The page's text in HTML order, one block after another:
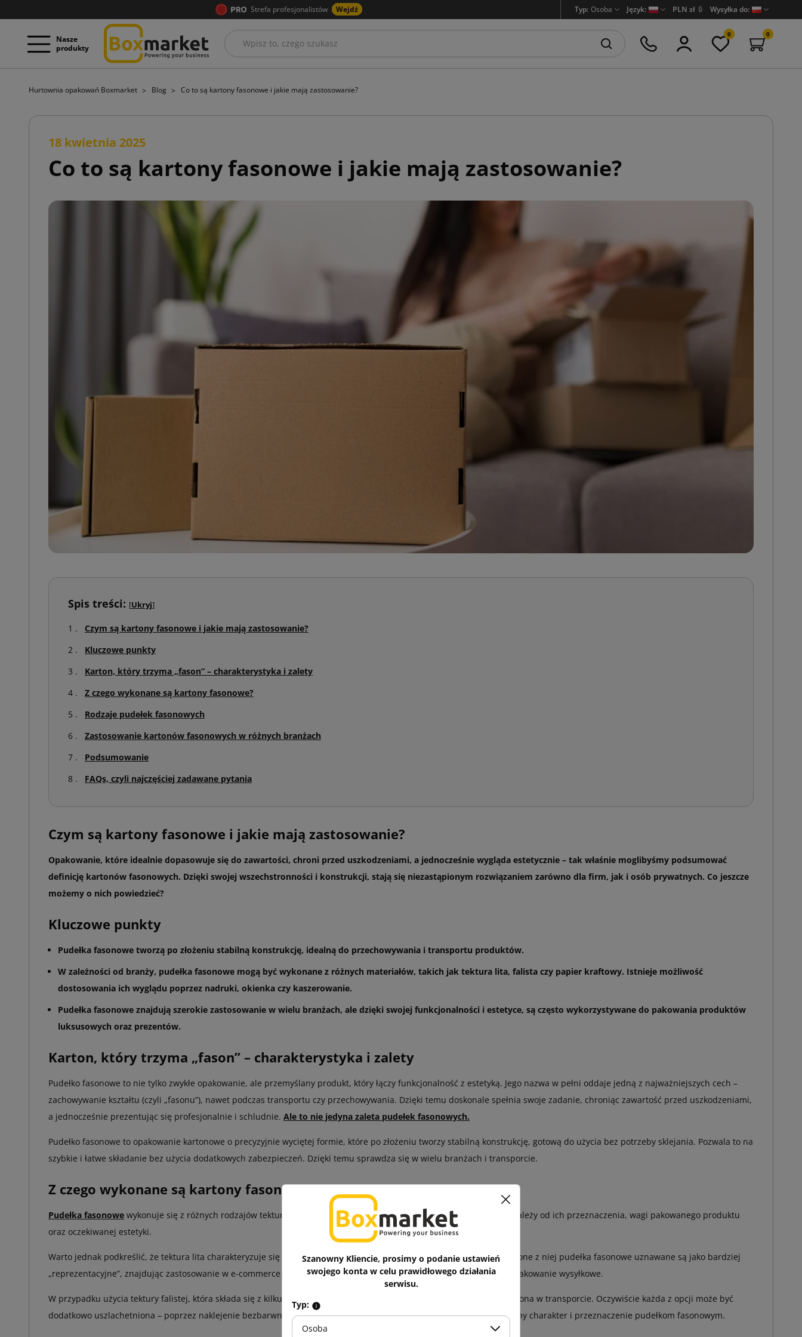
Strefa profesjonalistów Wejdź Typ: Osoba Język: PLN zł 🔒 Wysyłka do:
Nasze
produkty
0 0
Hurtownia opakowań Boxmarket Blog Co to są kartony fasonowe i jakie mają zastosowanie?
18 kwietnia 2025
Co to są kartony fasonowe i jakie mają zastosowanie?
Spis treści: [Ukryj]
Czym są kartony fasonowe i jakie mają zastosowanie?
Kluczowe punkty
Karton, który trzyma „fason” – charakterystyka i zalety
Z czego wykonane są kartony fasonowe?
Rodzaje pudełek fasonowych
Zastosowanie kartonów fasonowych w różnych branżach
Podsumowanie
FAQs, czyli najczęściej zadawane pytania
Czym są kartony fasonowe i jakie mają zastosowanie?
Opakowanie, które idealnie dopasowuje się do zawartości, chroni przed uszkodzeniami, a jednocześnie wygląda estetycznie – tak właśnie moglibyśmy podsumować
definicję kartonów fasonowych. Dzięki swojej wszechstronności i konstrukcji, stają się niezastąpionym rozwiązaniem zarówno dla firm, jak i osób prywatnych. Co jeszcze
możemy o nich powiedzieć?
Kluczowe punkty
Pudełka fasonowe tworzą po złożeniu stabilną konstrukcję, idealną do przechowywania i transportu produktów.
W zależności od branży, pudełka fasonowe mogą być wykonane z różnych materiałów, takich jak tektura lita, falista czy papier kraftowy. Istnieje możliwość
dostosowania ich wyglądu poprzez nadruki, okienka czy kaszerowanie.
Pudełka fasonowe znajdują szerokie zastosowanie w wielu branżach, ale dzięki swojej funkcjonalności i estetyce, są często wykorzystywane do pakowania produktów
luksusowych oraz prezentów.
Karton, który trzyma „fason” – charakterystyka i zalety
Pudełko fasonowe to nie tylko zwykłe opakowanie, ale przemyślany produkt, który łączy funkcjonalność z estetyką. Jego nazwa w pełni oddaje jedną z najważniejszych cech –
zachowywanie kształtu (czyli „fasonu”), nawet podczas transportu czy przechowywania. Dzięki temu doskonale spełnia swoje zadanie, chroniąc zawartość przed uszkodzeniami,
a jednocześnie prezentując się profesjonalnie i schludnie. Ale to nie jedyna zaleta pudełek fasonowych.
Pudełko fasonowe to opakowanie kartonowe o precyzyjnie wyciętej formie, które po złożeniu tworzy stabilną konstrukcję, gotową do użycia bez potrzeby sklejania. Pozwala to na
szybkie i łatwe składanie bez użycia dodatkowych zabezpieczeń. Dzięki temu sprawdza się w wielu branżach i transporcie.
Z czego wykonane są kartony fasonowe?
Pudełka fasonowe wykonuje się z różnych rodzajów tektury – najczęściej z litej i falistej – a wybór konkretnego typu zależy od ich przeznaczenia, wagi pakowanego produktu
oraz oczekiwanej estetyki.
Warto jednak podkreślić, że tektura lita charakteryzuje się gładszą i sztywniejszą powierzchnią, dzięki czemu wytworzone z niej pudełka fasonowe uznawane są jako bardziej
„reprezentacyjne”, znajdując zastosowanie w e-commerce lub prezentacji luksusowych towarów, a nie typowo jako opakowanie wysyłkowe.
W przypadku użycia tektury falistej, która składa się z kilku warstw, pudełko fasonowe idealnie sprawdza się jako ochrona w transporcie. Oczywiście każda z opcji może być
dodatkowo uszlachetniona – poprzez naklejenie bezbarwnej folii, lakierowanie lub kaszerowanie, co nada indywidualny charakter i przeznaczenie pudełkom fasonowym.
Szanowny Kliencie, prosimy o podanie ustawień
swojego konta w celu prawidłowego działania
serwisu.
Typ:
Osoba